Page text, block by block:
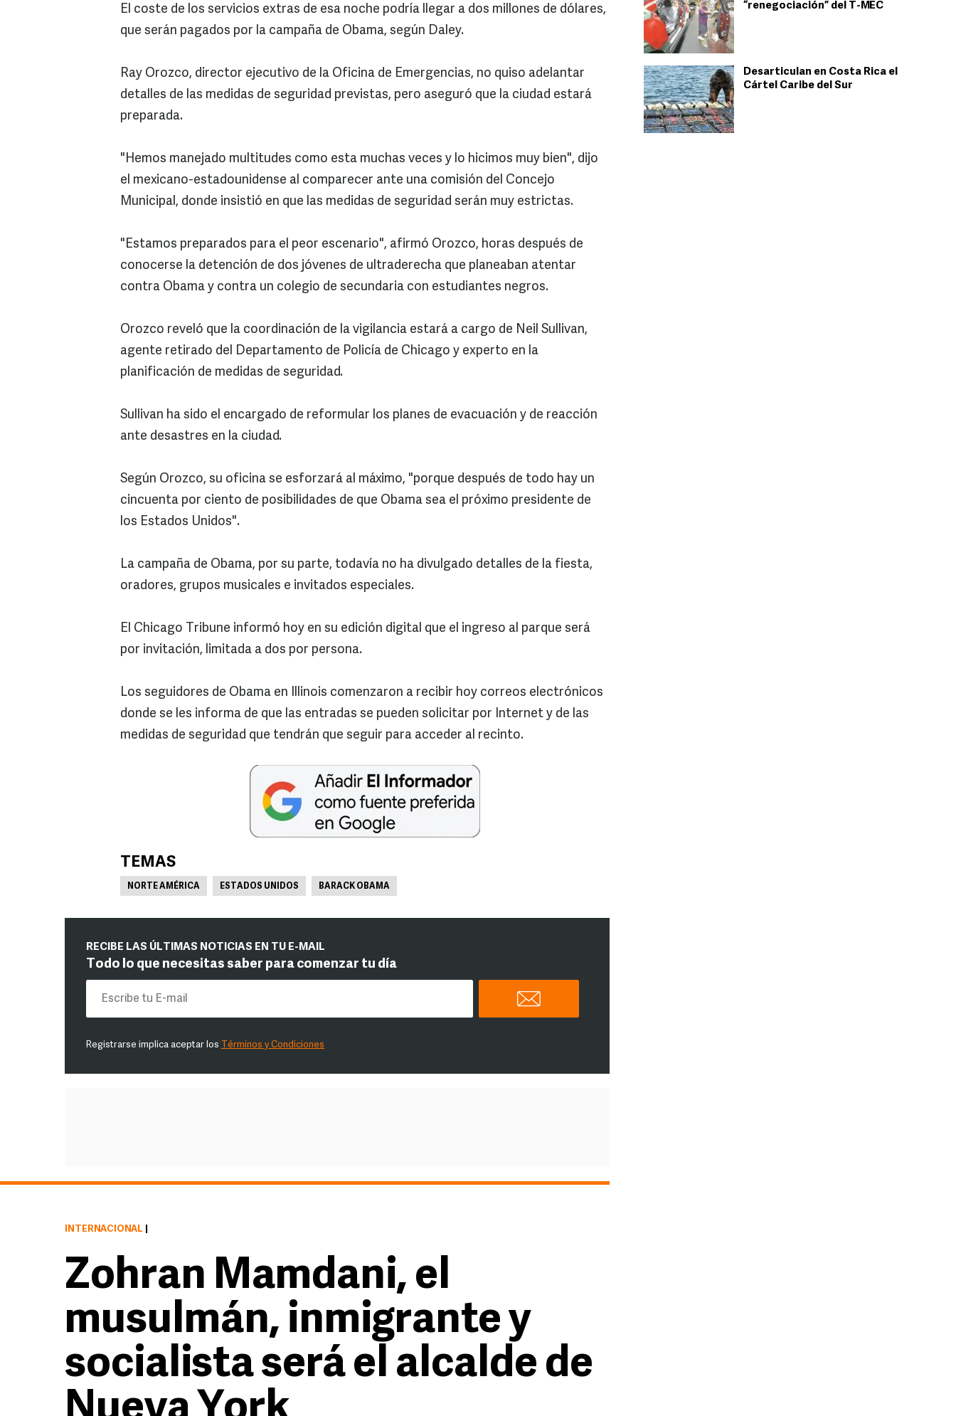
“renegociación” del T-MEC
Desarticulan en Costa Rica el
Cártel Caribe del Sur
El coste de los servicios extras de esa noche podría llegar a dos millones de dólares,
que serán pagados por la campaña de Obama, según Daley.
Ray Orozco, director ejecutivo de la Oficina de Emergencias, no quiso adelantar
detalles de las medidas de seguridad previstas, pero aseguró que la ciudad estará
preparada.
"Hemos manejado multitudes como esta muchas veces y lo hicimos muy bien", dijo
el mexicano-estadounidense al comparecer ante una comisión del Concejo
Municipal, donde insistió en que las medidas de seguridad serán muy estrictas.
"Estamos preparados para el peor escenario", afirmó Orozco, horas después de
conocerse la detención de dos jóvenes de ultraderecha que planeaban atentar
contra Obama y contra un colegio de secundaria con estudiantes negros.
Orozco reveló que la coordinación de la vigilancia estará a cargo de Neil Sullivan,
agente retirado del Departamento de Policía de Chicago y experto en la
planificación de medidas de seguridad.
Sullivan ha sido el encargado de reformular los planes de evacuación y de reacción
ante desastres en la ciudad.
Según Orozco, su oficina se esforzará al máximo, "porque después de todo hay un
cincuenta por ciento de posibilidades de que Obama sea el próximo presidente de
los Estados Unidos".
La campaña de Obama, por su parte, todavía no ha divulgado detalles de la fiesta,
oradores, grupos musicales e invitados especiales.
El Chicago Tribune informó hoy en su edición digital que el ingreso al parque será
por invitación, limitada a dos por persona.
Los seguidores de Obama en Illinois comenzaron a recibir hoy correos electrónicos
donde se les informa de que las entradas se pueden solicitar por Internet y de las
medidas de seguridad que tendrán que seguir para acceder al recinto.
TEMAS
NORTE AMÉRICA ESTADOS UNIDOS BARACK OBAMA
RECIBE LAS ÚLTIMAS NOTICIAS EN TU E-MAIL
Todo lo que necesitas saber para comenzar tu día
Registrarse implica aceptar los Términos y Condiciones
INTERNACIONAL
Zohran Mamdani, el
musulmán, inmigrante y
socialista será el alcalde de